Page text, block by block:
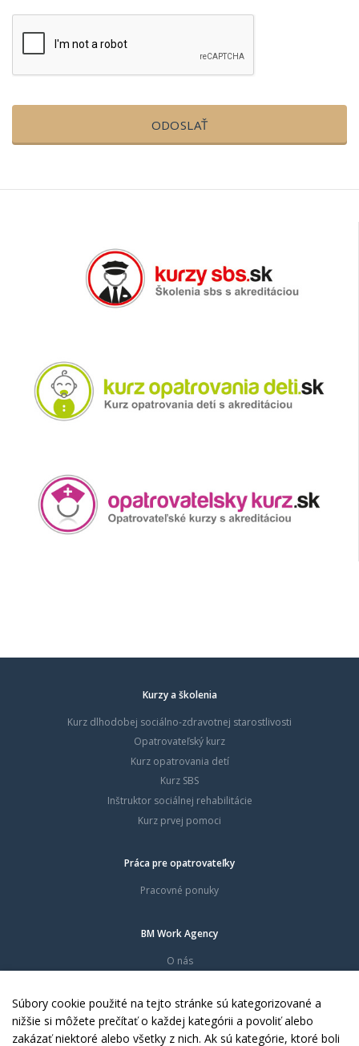
ODOSLAŤ
Kurzy a školenia
Kurz dlhodobej sociálno-zdravotnej starostlivosti
Opatrovateľský kurz
Kurz opatrovania detí
Kurz SBS
Inštruktor sociálnej rehabilitácie
Kurz prvej pomoci
Práca pre opatrovateľky
Pracovné ponuky
BM Work Agency
O nás
Dokumenty
Kontakty
Súbory cookie použité na tejto stránke sú kategorizované a
nižšie si môžete prečítať o každej kategórii a povoliť alebo
zakázať niektoré alebo všetky z nich. Ak sú kategórie, ktoré boli